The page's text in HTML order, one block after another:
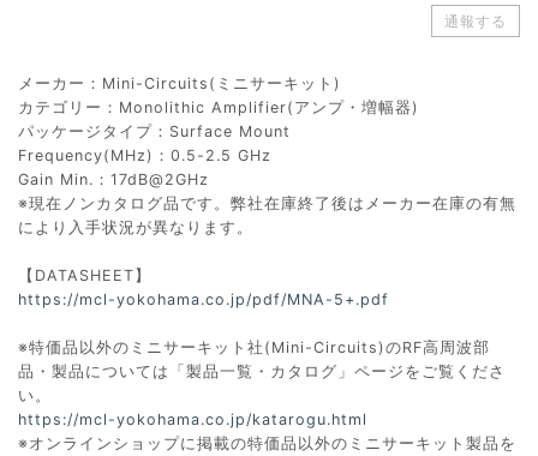
通報する
メーカー：Mini-Circuits(ミニサーキット)
カテゴリー：Monolithic Amplifier(アンプ・増幅器)
パッケージタイプ：Surface Mount
Frequency(MHz)：0.5-2.5 GHz
Gain Min.：17dB@2GHz
※現在ノンカタログ品です。弊社在庫終了後はメーカー在庫の有無
により入手状況が異なります。
【DATASHEET】
https://mcl-yokohama.co.jp/pdf/MNA-5+.pdf
※特価品以外のミニサーキット社(Mini-Circuits)のRF高周波部
品・製品については「製品一覧・カタログ」ページをご覧くださ
い。
https://mcl-yokohama.co.jp/katarogu.html
※オンラインショップに掲載の特価品以外のミニサーキット製品を